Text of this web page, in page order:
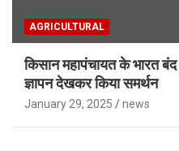
AGRICULTURAL
किसान महापंचायत के भारत
ज्ञापन देखकर किया समर्थन
January 29, 2025 news